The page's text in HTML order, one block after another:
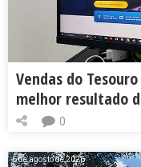
Vendas do
melhor resultado
0
6 de agosto de 2026